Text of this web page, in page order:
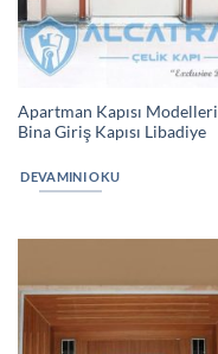
Apartman Kapısı Modelleri
Bina Giriş Kapısı Libadiye
DEVAMINI OKU